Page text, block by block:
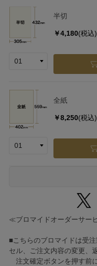
半切
￥4,180(税込)
全紙
￥8,250(税込)
≪ブロマイドオーダーサー
■こちらのブロマイドは受
セル、ご注文内容の変更、
注文確定ボタンを押す前